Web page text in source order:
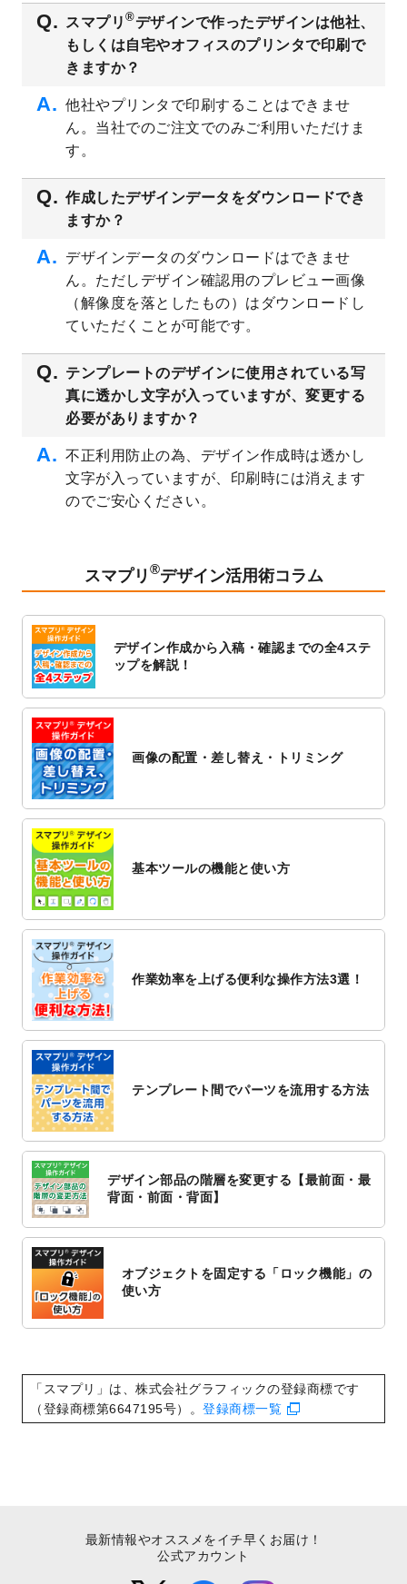
いたしました。
2023/6/12
うちわのデザインテンプレート
を公開いた
しました。
を公開いたしました。
2023/5/9
書類カバー（見積書表紙）のデザインテン
追加しました。
2023/4/20
2023/4/18
セミナー・講演会のチラシデザインテンプ
レートを追加しました。
2023/4/18
スポーツジム・フィットネスクラブのチラ
シデザインテンプレート
2023/3/16
シール・ラベルのデザインテンプレートを
公開いたしました。
2023/3/13
封筒（長3、洋長3、角2）のデザインテンプ
レートを追加しました。
2023/3/13
クリアファイルのデザインテンプレート
追加しました。
2023/3/2
パワーポイント版テンプレートをダウンロ
追加しました。
2023/1/13
4月始まりのカレンダーデザインテンプレー
2023/1/5
スタンプカードのデザインテンプレート
追加しました。
2022/12/26
止のお知らせ
2022/12/16
トを公開いたしました。
2022/12/1
2022/11/25
【新商品】封筒が作成できるようになりま
2022/11/25
【新商品】クリアファイルが作成できるよ
2022/11/4
しました。
2022/10/26
レートを追加しました。
2022/10/26
追加しました。
2022/10/20
2022/10/14
年賀ポスターのデザインテンプレートを公
2022/10/6
チラシ作成からポスティング配布注文まで
2022/10/1
2023年版1月始まりのカレンダーデザイン
2022/9/21
コンサートのチラシデザインテンプレート
2022/9/5
年賀状のデザインテンプレート
2022/9/5
喪中はがきのデザインテンプレートを公開
2022/8/24
印刷用データの解像度
を引き上げまし
た！
スマプリ ®デザインで作ったデザインは他社、
もしくは自宅やオフィスのプリンタで印刷で
きますか？
他社やプリンタで印刷することはできませ
ん。当社でのご注文でのみご利用いただけま
す。
作成したデザインデータをダウンロードでき
ますか？
デザインデータのダウンロードはできませ
ん。ただしデザイン確認用のプレビュー画像
（解像度を落としたもの）はダウンロードし
ていただくことが可能です。
テンプレートのデザインに使用されている写
真に透かし文字が入っていますが、変更する
必要がありますか？
不正利用防止の為、デザイン作成時は透かし
文字が入っていますが、印刷時には消えます
のでご安心ください。
スマプリ ®デザイン活用術コラム
デザイン作成から入稿・確認までの全4ステ
ップを解説！
画像の配置・差し替え・トリミング
基本ツールの機能と使い方
作業効率を上げる便利な操作方法3選！
テンプレート間でパーツを流用する方法
デザイン部品の階層を変更する【最前面・最
背面・前面・背面】
オブジェクトを固定する「ロック機能」の
使い方
「スマプリ」は、株式会社グラフィックの登録商標です
（登録商標第6647195号）。 登録商標一覧
最新情報やオススメをイチ早くお届け！
公式アカウント